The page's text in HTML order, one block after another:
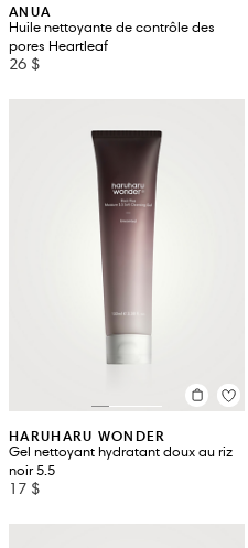
ANUA
Huile nettoyante de contrôle des
pores Heartleaf
26 $
HARUHARU WONDER
Gel nettoyant hydratant doux au riz
noir 5.5
17 $